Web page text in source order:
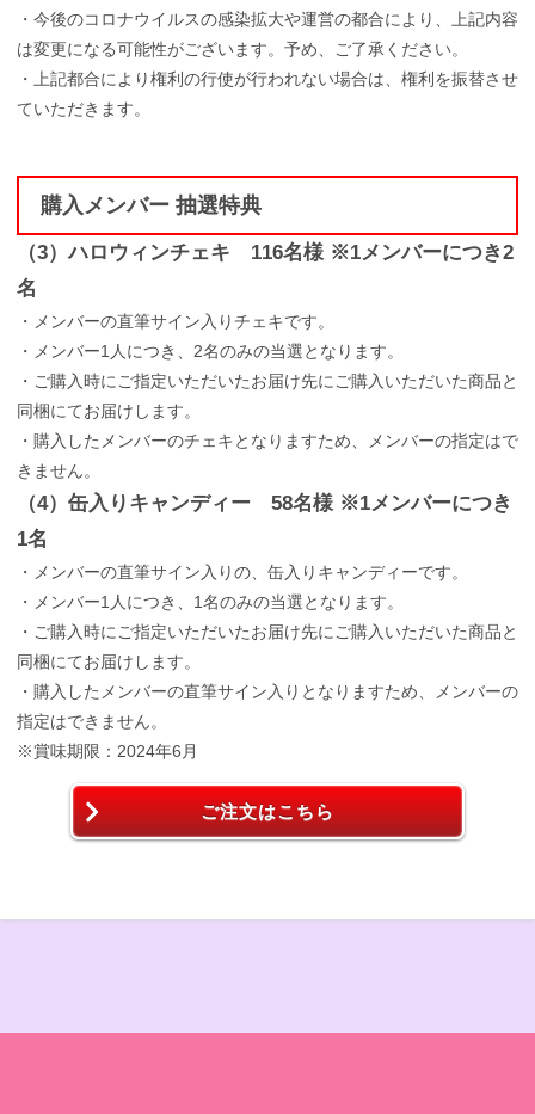
・今後のコロナウイルスの感染拡大や運営の都合により、上記内容
は変更になる可能性がございます。予め、ご了承ください。
・上記都合により権利の行使が行われない場合は、権利を振替させ
ていただきます。
購入メンバー 抽選特典
（3）ハロウィンチェキ 116名様 ※1メンバーにつき2
名
・メンバーの直筆サイン入りチェキです。
・メンバー1人につき、2名のみの当選となります。
・ご購入時にご指定いただいたお届け先にご購入いただいた商品と
同梱にてお届けします。
・購入したメンバーのチェキとなりますため、メンバーの指定はで
きません。
（4）缶入りキャンディー 58名様 ※1メンバーにつき
1名
・メンバーの直筆サイン入りの、缶入りキャンディーです。
・メンバー1人につき、1名のみの当選となります。
・ご購入時にご指定いただいたお届け先にご購入いただいた商品と
同梱にてお届けします。
・購入したメンバーの直筆サイン入りとなりますため、メンバーの
指定はできません。
※賞味期限：2024年6月
ご注文はこちら